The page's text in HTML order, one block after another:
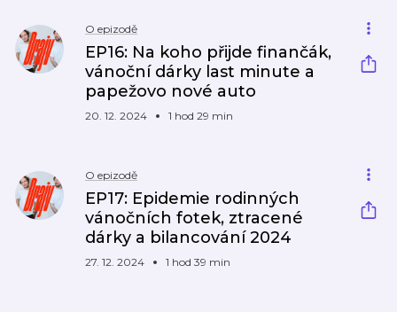
O epizodě
EP16: Na koho přijde finančák,
vánoční dárky last minute a
papežovo nové auto
20. 12. 2024 1 hod 29 min
O epizodě
EP17: Epidemie rodinných
vánočních fotek, ztracené
dárky a bilancování 2024
27. 12. 2024 1 hod 39 min